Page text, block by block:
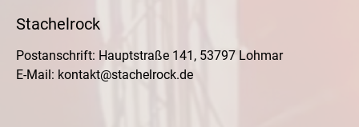
Stachelrock
Postanschrift: Hauptstraße 141, 53797 Lohmar
E-Mail: kontakt@stachelrock.de